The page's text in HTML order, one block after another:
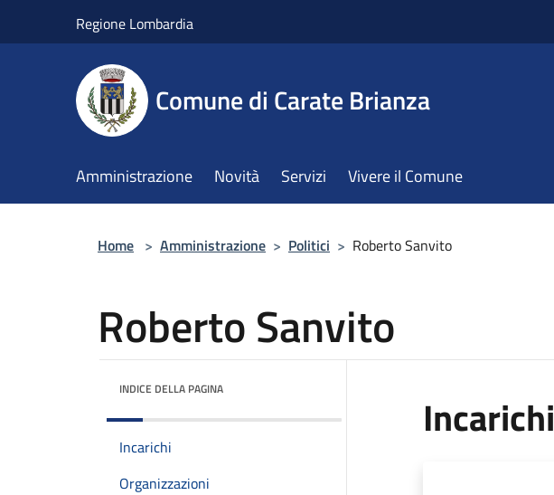
Regione Lombardia
Comune di Carate Brianza
Amministrazione Novità Servizi Vivere il Comune
Home > Amministrazione > Politici > Roberto Sanvito
Roberto Sanvito
INDICE DELLA PAGINA
Incarichi
Organizzazioni
Incarichi